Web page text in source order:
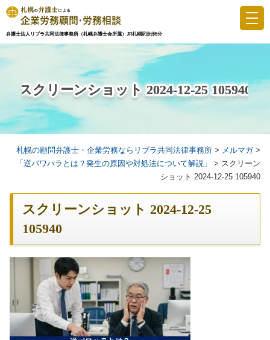
Skip
content
弁護士法人リブラ共同法律事務所（札幌弁護士会所属） JR札幌駅徒歩5分
ト 2024-12-25 105940
札幌の顧問弁護士・企業労務ならリブラ共同法律事務所 > メルマガ>
「逆パワハラとは？発生の原因や対処法について解説」
> スクリーン
ショット 2024-12-25 105940
スクリーンショット 2024-12-25
105940